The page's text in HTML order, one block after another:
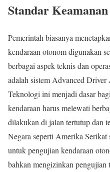
Standar
Pemerintah biasanya
kendaraan otonom digunakan
berbagai aspek teknis dan
adalah sistem Advanced
Teknologi ini menjadi dasar
kendaraan harus melewati
dilakukan di jalan tertutup dan
Negara seperti Amerika Serikat
untuk pengujian kendaraan
bahkan mengizinkan pengujian